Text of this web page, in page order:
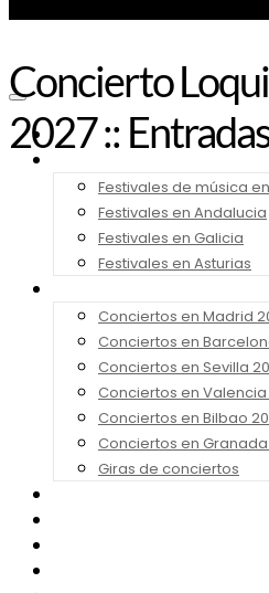
Noticias
Festivales de música
Festivales en Andalucia
Festivales en Galicia
Festivales en Asturias
Conciertos en Madrid
Conciertos en
Conciertos en Sevilla
Conciertos en Valencia
Conciertos en Bilbao
Conciertos en
Giras de conciertos
Concierto
2027 ::